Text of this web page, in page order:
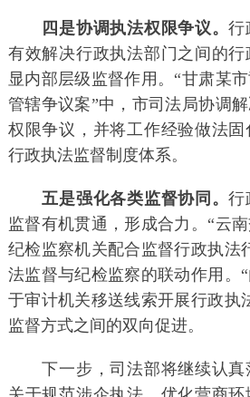
四是协调执法权限争议。行
有效解决行政执法部门之间的
显内部层级监督作用。“甘肃某
管辖争议案”中，市司法局协调
权限争议，并将工作经验做法
行政执法监督制度体系。
五是强化各类监督协同。行
监督有机贯通，形成合力。“云
纪检监察机关配合监督行政执法
法监督与纪检监察的联动作用。
于审计机关移送线索开展行政执
监督方式之间的双向促进。
下一步，司法部将继续认真